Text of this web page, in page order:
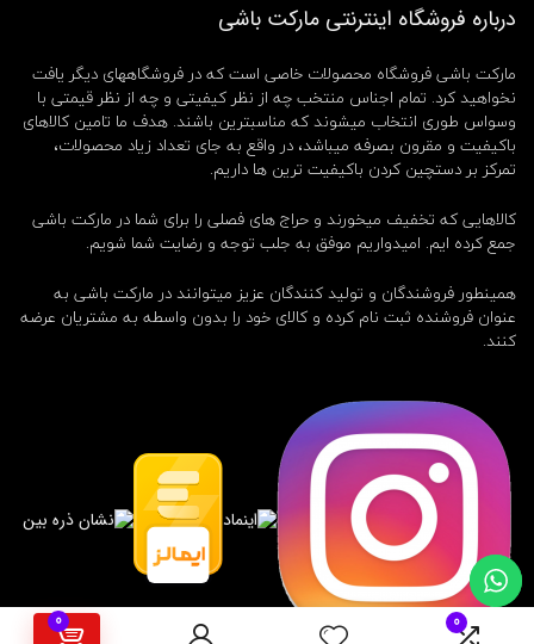
0
0
درباره فروشگاه اینترنتی مارکت باشی
مارکت باشی فروشگاه محصولات خاصی است که در فروشگاههای دیگر یافت
نخواهید کرد. تمام اجناس منتخب چه از نظر کیفیتی و چه از نظر قیمتی با
وسواس طوری انتخاب میشوند که مناسبترین باشند. هدف ما تامین کالاهای
باکیفیت و مقرون بصرفه میباشد، در واقع به جای تعداد زیاد محصولات،
تمرکز بر دستچین کردن باکیفیت ترین ها داریم.
کالاهایی که تخفیف میخورند و حراج های فصلی را برای شما در مارکت باشی
جمع کرده ایم. امیدواریم موفق به جلب توجه و رضایت شما شویم.
همینطور فروشندگان و تولید کنندگان عزیز میتوانند در مارکت باشی به
عنوان فروشنده ثبت نام کرده و کالای خود را بدون واسطه به مشتریان عرضه
کنند.